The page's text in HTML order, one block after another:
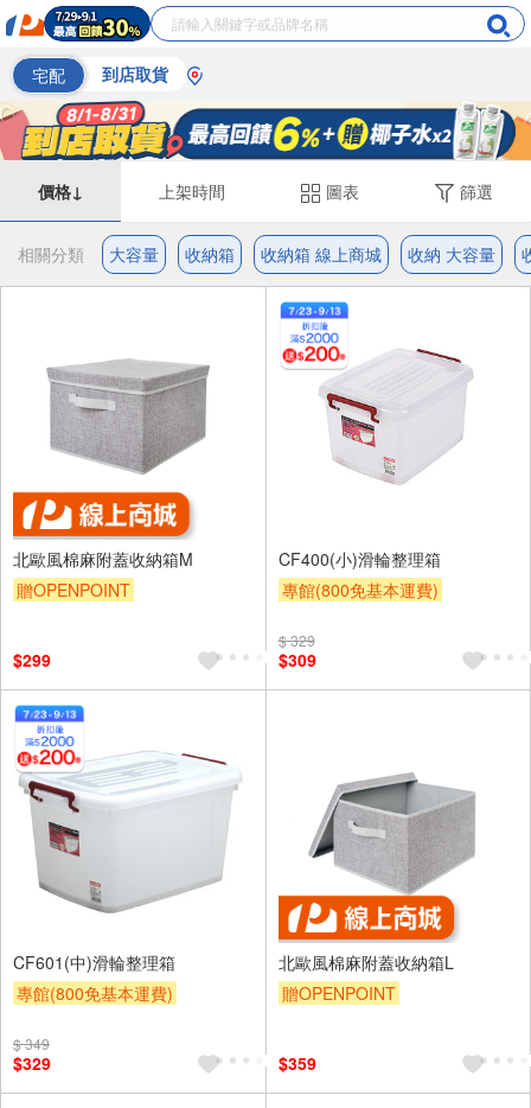
宅配 到店取貨
價格↓ 上架時間 圖表 篩選
相關分類 大容量 收納箱 收納箱 線上商城 收納 大容量
北歐風棉麻附蓋收納箱M
贈OPENPOINT
$299
CF400(小)滑輪整理箱
專館(800免基本運費)
$ 329
$309
CF601(中)滑輪整理箱
專館(800免基本運費)
$ 349
$329
北歐風棉麻附蓋收納箱L
贈OPENPOINT
$359